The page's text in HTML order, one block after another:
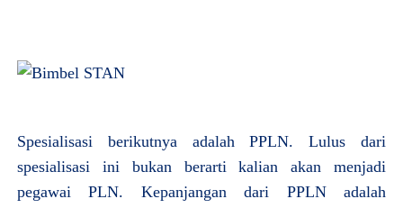
Spesialisasi berikutnya adalah PPLN. Lulus dari
spesialisasi ini bukan berarti kalian akan menjadi
pegawai PLN. Kepanjangan dari PPLN adalah